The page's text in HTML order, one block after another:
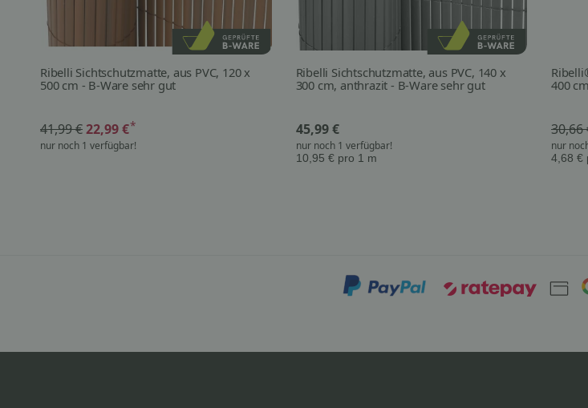
Ribelli Sichtschutzmatte, aus PVC, 120 x
500 cm - B-Ware sehr gut
41,99 €22,99 €*
nur noch 1 verfügbar!
Ribelli Sichtschutzmatte, aus PVC, 140 x
300 cm, anthrazit - B-Ware sehr gut
45,99 €
nur noch 1 verfügbar!
10,95 € pro 1 m
400
30,66
nur
4,68 €